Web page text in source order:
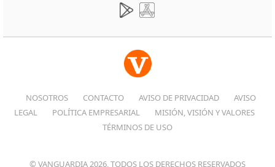
NOSOTROS CONTACTO AVISO DE PRIVACIDAD
AVISO
LEGAL
POLÍTICA EMPRESARIAL
MISIÓN, VISIÓN Y VALORES
TÉRMINOS DE USO
© VANGUARDIA 2026, TODOS LOS DERECHOS RESERVADOS